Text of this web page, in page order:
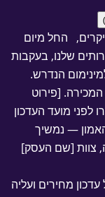
החל מיום
שלנו, בעקבות
הנדרש.
[פירוט
מועד העדכון
— נמשיך
[שם העסק]